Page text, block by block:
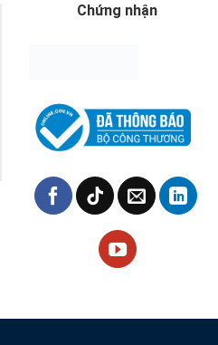
Chứng nhận